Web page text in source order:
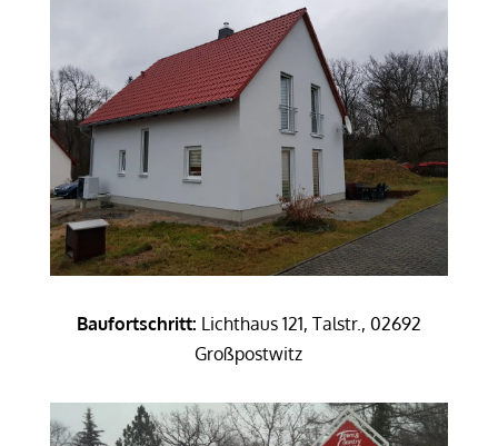
Baufortschritt: Lichthaus 121, Talstr., 02692
Großpostwitz